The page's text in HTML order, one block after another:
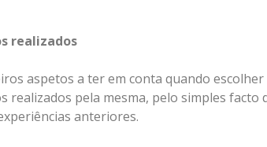
realizados
aspetos a ter em conta quando escolher
realizados pela mesma, pelo simples
anteriores.